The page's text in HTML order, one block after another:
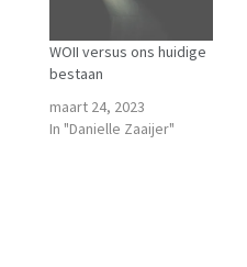
WOII versus ons huidige
bestaan
maart 24, 2023
In "Danielle Zaaijer"